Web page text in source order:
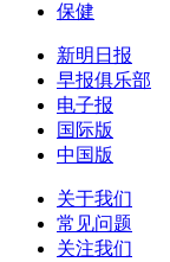
保健
新明日报
早报俱乐部
电子报
国际版
中国版
关于我们
常见问题
关注我们